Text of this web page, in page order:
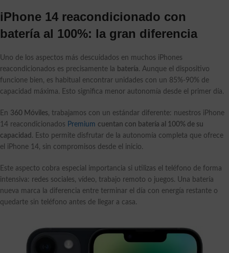
iPhone 14 reacondicionado con
batería al 100%: la gran diferencia
Uno de los aspectos más descuidados en muchos iPhones
reacondicionados es precisamente la batería. Aunque el dispositivo
funcione bien, es habitual encontrar unidades con un 85%-90% de
capacidad máxima. Esto significa menor autonomía desde el primer día.
En 360 Móviles, trabajamos con un estándar diferente: nuestros iPhone
14 reacondicionados Premium cuentan con batería al 100% de su
capacidad . Esto permite disfrutar de la autonomía completa que ofrece
el iPhone 14, sin compromisos desde el inicio.
Este aspecto cobra especial importancia si utilizas el teléfono de forma
intensiva: redes sociales, vídeo, trabajo remoto o juegos. Una batería
nueva marca la diferencia entre terminar el día con energía restante o
quedarte sin teléfono antes de llegar a casa.